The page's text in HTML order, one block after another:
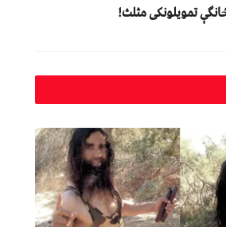
تمويلونکى مثلث!